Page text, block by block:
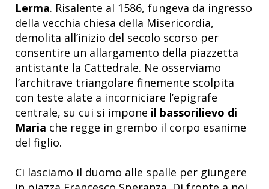
Lerma. Risalente al 1586, fungeva da ingresso
della vecchia chiesa della Misericordia,
demolita all’inizio del secolo scorso per
consentire un allargamento della piazzetta
antistante la Cattedrale. Ne osserviamo
l’architrave triangolare finemente scolpita
con teste alate a incorniciare l’epigrafe
centrale, su cui si impone il bassorilievo di
Maria che regge in grembo il corpo esanime
del figlio.
Ci lasciamo il duomo alle spalle per giungere